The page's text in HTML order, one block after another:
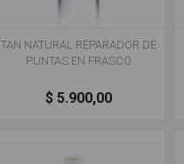
TAN NATURAL REPARADOR DE
PUNTAS EN FRASCO
$ 5.900,00